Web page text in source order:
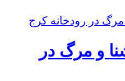
و مرگ در